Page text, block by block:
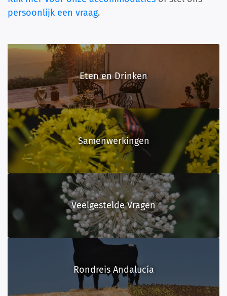
persoonlijk een vraag.
Eten en Drinken
Rondreis Andalucía
Samenwerkingen
Veelgestelde Vragen